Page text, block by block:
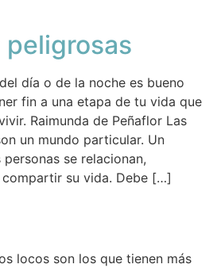
peligrosas
día o de la noche es bueno
fin a una etapa de tu vida que
Raimunda de Peñaflor Las
un mundo particular. Un
se relacionan,
su vida. Debe […]
locos son los que tienen más